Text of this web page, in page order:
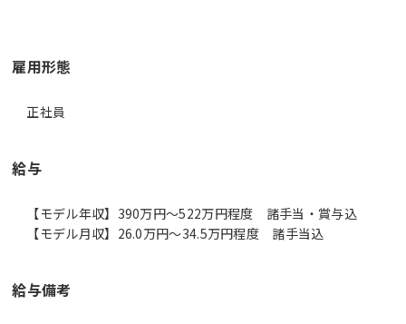
雇用形態
正社員
給与
【モデル年収】390万円〜522万円程度 諸手当・賞与込
【モデル月収】26.0万円〜34.5万円程度 諸手当込
給与備考